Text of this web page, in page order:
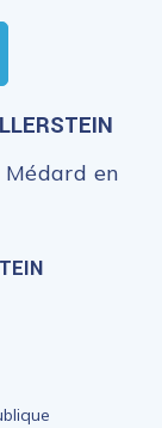
Médard en